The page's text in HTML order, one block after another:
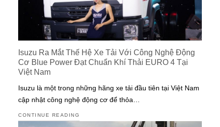
Isuzu Ra Mắt Thế Hệ Xe Tải Với Công Nghệ Động
Cơ Blue Power Đạt Chuẩn Khí Thải EURO 4 Tại
Việt Nam
Isuzu là một trong những hãng xe tải đầu tiên tại Việt Nam
cập nhật công nghệ động cơ để thỏa…
CONTINUE READING